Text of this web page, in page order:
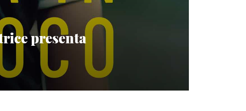
presenta